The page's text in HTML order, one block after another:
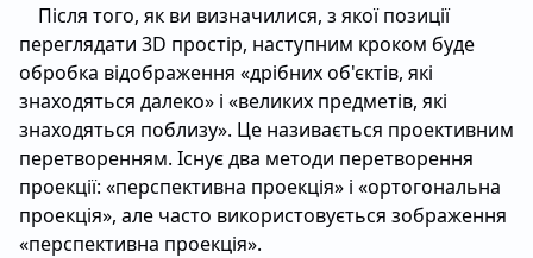
Після того, як ви визначилися, з якої позиції
переглядати 3D простір, наступним кроком буде
обробка відображення «дрібних об'єктів, які
знаходяться далеко» і «великих предметів, які
знаходяться поблизу». Це називається проективним
перетворенням. Існує два методи перетворення
проекції: «перспективна проекція» і «ортогональна
проекція», але часто використовується зображення
«перспективна проекція».